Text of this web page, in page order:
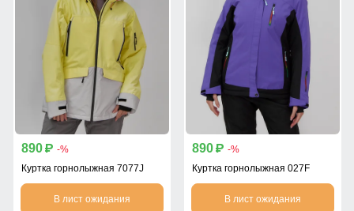
890 p -%
Куртка горнолыжная 7077J
В лист ожидания
890 p -%
Куртка горнолыжная 027F
В лист ожидания